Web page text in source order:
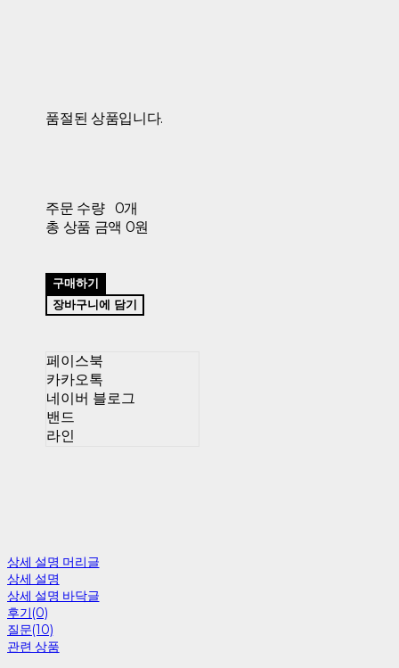
품절된 상품입니다.
주문 수량
0개
총 상품 금액 0원
구매하기
장바구니에 담기
페이스북
카카오톡
네이버 블로그
밴드
라인
상세 설명 머리글
상세 설명
상세 설명 바닥글
후기(0)
질문(10)
관련 상품